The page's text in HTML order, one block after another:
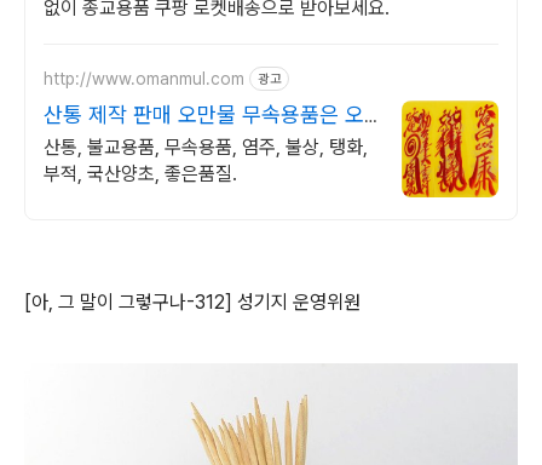
없이 종교용품 쿠팡 로켓배송으로 받아보세요.
http://www.omanmul.com 광고
산통 제작 판매 오만물 무속용품은 오
만물에서
산통, 불교용품, 무속용품, 염주, 불상, 탱화,
부적, 국산양초, 좋은품질.
[아, 그 말이 그렇구나-312] 성기지 운영위원